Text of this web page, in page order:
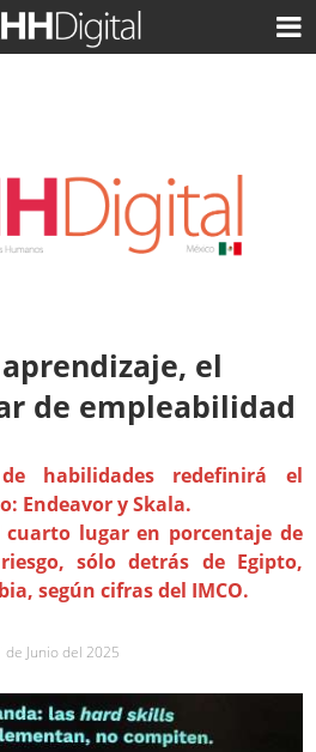
el
de empleabilidad
habilidades redefinirá el
Endeavor y Skala.
cuarto lugar en porcentaje de
sólo detrás de Egipto,
según cifras del IMCO.
de Junio del 2025